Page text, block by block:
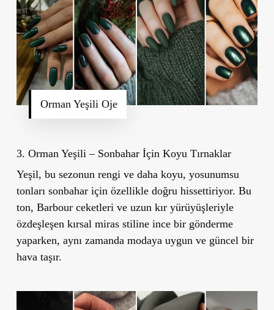
Orman Yeşili Oje
3. Orman Yeşili – Sonbahar İçin Koyu Tırnaklar
Yeşil, bu sezonun rengi ve daha koyu, yosunumsu
tonları sonbahar için özellikle doğru hissettiriyor. Bu
ton, Barbour ceketleri ve uzun kır yürüyüşleriyle
özdeşleşen kırsal miras stiline ince bir gönderme
yaparken, aynı zamanda modaya uygun ve güncel bir
hava taşır.